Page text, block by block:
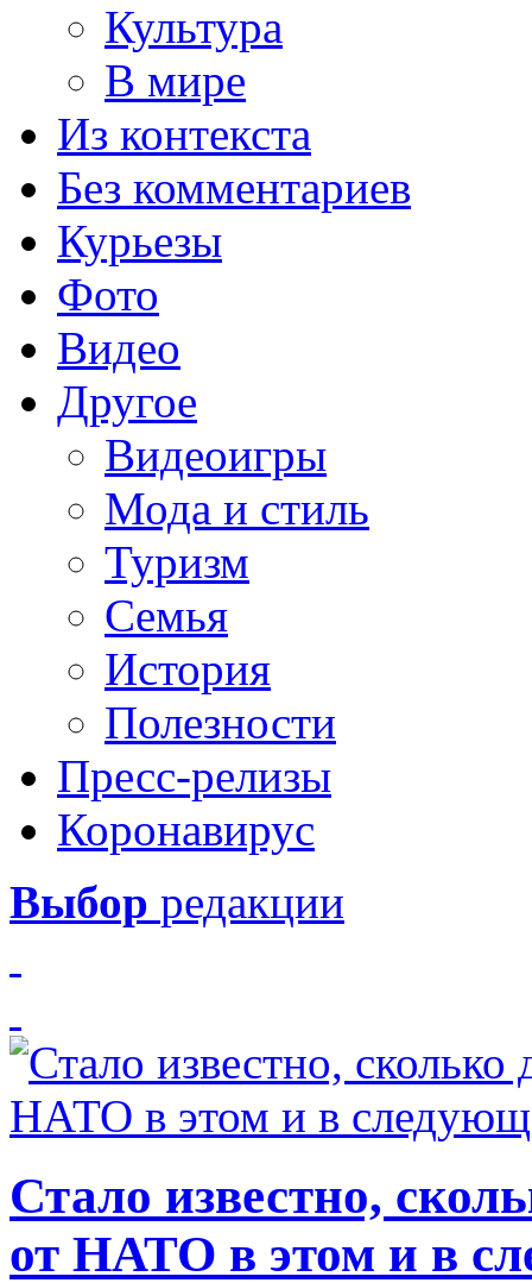
Культура
В мире
Из контекста
Без комментариев
Курьезы
Фото
Видео
Другое
Видеоигры
Мода и стиль
Туризм
Семья
История
Полезности
Пресс-релизы
Коронавирус
Выбор редакции
Стало известно,
от НАТО в этом и в